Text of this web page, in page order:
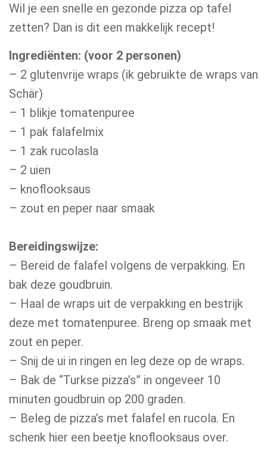
Wil je een snelle en gezonde pizza op tafel
zetten? Dan is dit een makkelijk recept!
Ingrediënten: (voor 2 personen)
– 2 glutenvrije wraps (ik gebruikte de wraps van
Schär)
– 1 blikje tomatenpuree
– 1 pak falafelmix
– 1 zak rucolasla
– 2 uien
– knoflooksaus
– zout en peper naar smaak
Bereidingswijze:
– Bereid de falafel volgens de verpakking. En
bak deze goudbruin.
– Haal de wraps uit de verpakking en bestrijk
deze met tomatenpuree. Breng op smaak met
zout en peper.
– Snij de ui in ringen en leg deze op de wraps.
– Bak de “Turkse pizza’s” in ongeveer 10
minuten goudbruin op 200 graden.
– Beleg de pizza’s met falafel en rucola. En
schenk hier een beetje knoflooksaus over.